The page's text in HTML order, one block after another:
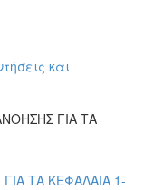
και
ΓΙΑ ΤΑ
ΤΑ ΚΕΦΑΛΑΙΑ 1-